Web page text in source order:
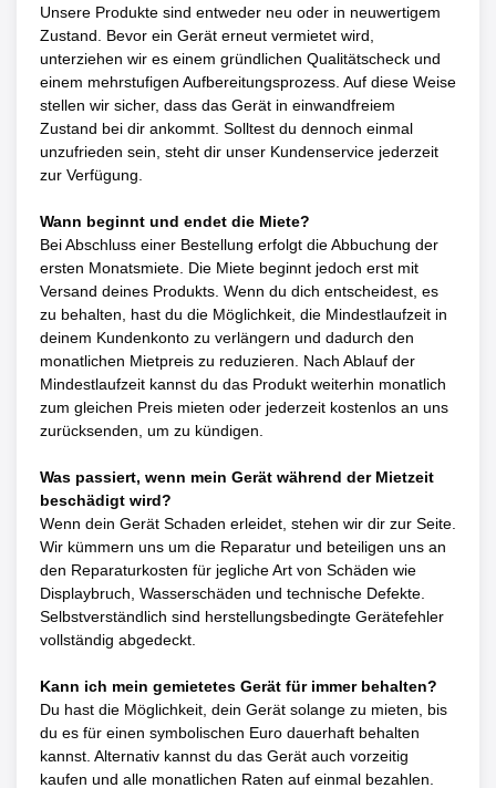
Unsere Produkte sind entweder neu oder in neuwertigem
Zustand. Bevor ein Gerät erneut vermietet wird,
unterziehen wir es einem gründlichen Qualitätscheck und
einem mehrstufigen Aufbereitungsprozess. Auf diese Weise
stellen wir sicher, dass das Gerät in einwandfreiem
Zustand bei dir ankommt. Solltest du dennoch einmal
unzufrieden sein, steht dir unser Kundenservice jederzeit
zur Verfügung.
Wann beginnt und endet die Miete?
Bei Abschluss einer Bestellung erfolgt die Abbuchung der
ersten Monatsmiete. Die Miete beginnt jedoch erst mit
Versand deines Produkts. Wenn du dich entscheidest, es
zu behalten, hast du die Möglichkeit, die Mindestlaufzeit in
deinem Kundenkonto zu verlängern und dadurch den
monatlichen Mietpreis zu reduzieren. Nach Ablauf der
Mindestlaufzeit kannst du das Produkt weiterhin monatlich
zum gleichen Preis mieten oder jederzeit kostenlos an uns
zurücksenden, um zu kündigen.
Was passiert, wenn mein Gerät während der Mietzeit
beschädigt wird?
Wenn dein Gerät Schaden erleidet, stehen wir dir zur Seite.
Wir kümmern uns um die Reparatur und beteiligen uns an
den Reparaturkosten für jegliche Art von Schäden wie
Displaybruch, Wasserschäden und technische Defekte.
Selbstverständlich sind herstellungsbedingte Gerätefehler
vollständig abgedeckt.
Kann ich mein gemietetes Gerät für immer behalten?
Du hast die Möglichkeit, dein Gerät solange zu mieten, bis
du es für einen symbolischen Euro dauerhaft behalten
kannst. Alternativ kannst du das Gerät auch vorzeitig
kaufen und alle monatlichen Raten auf einmal bezahlen.